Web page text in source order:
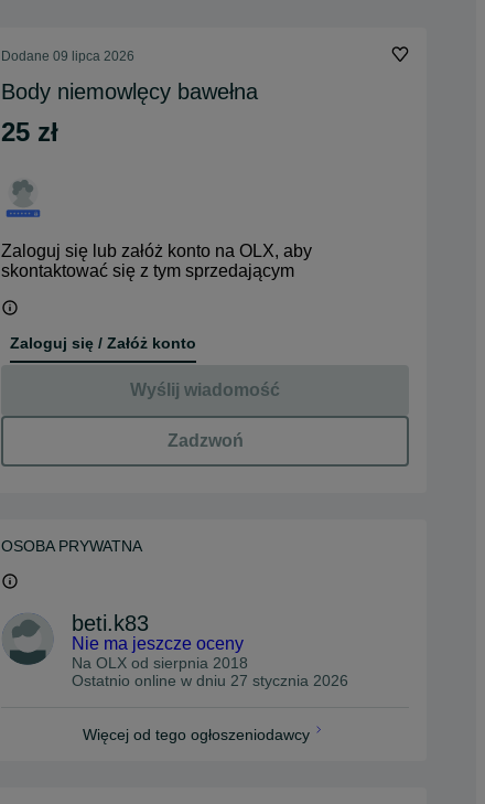
Dodane 09 lipca 2026
Body niemowlęcy bawełna
25 zł
Zaloguj się lub załóż konto na OLX, aby
skontaktować się z tym sprzedającym
Zaloguj się / Załóż konto
Wyślij wiadomość
Zadzwoń
OSOBA PRYWATNA
beti.k83
Nie ma jeszcze oceny
Na OLX od sierpnia 2018
Ostatnio online w dniu 27 stycznia 2026
Więcej od tego ogłoszeniodawcy